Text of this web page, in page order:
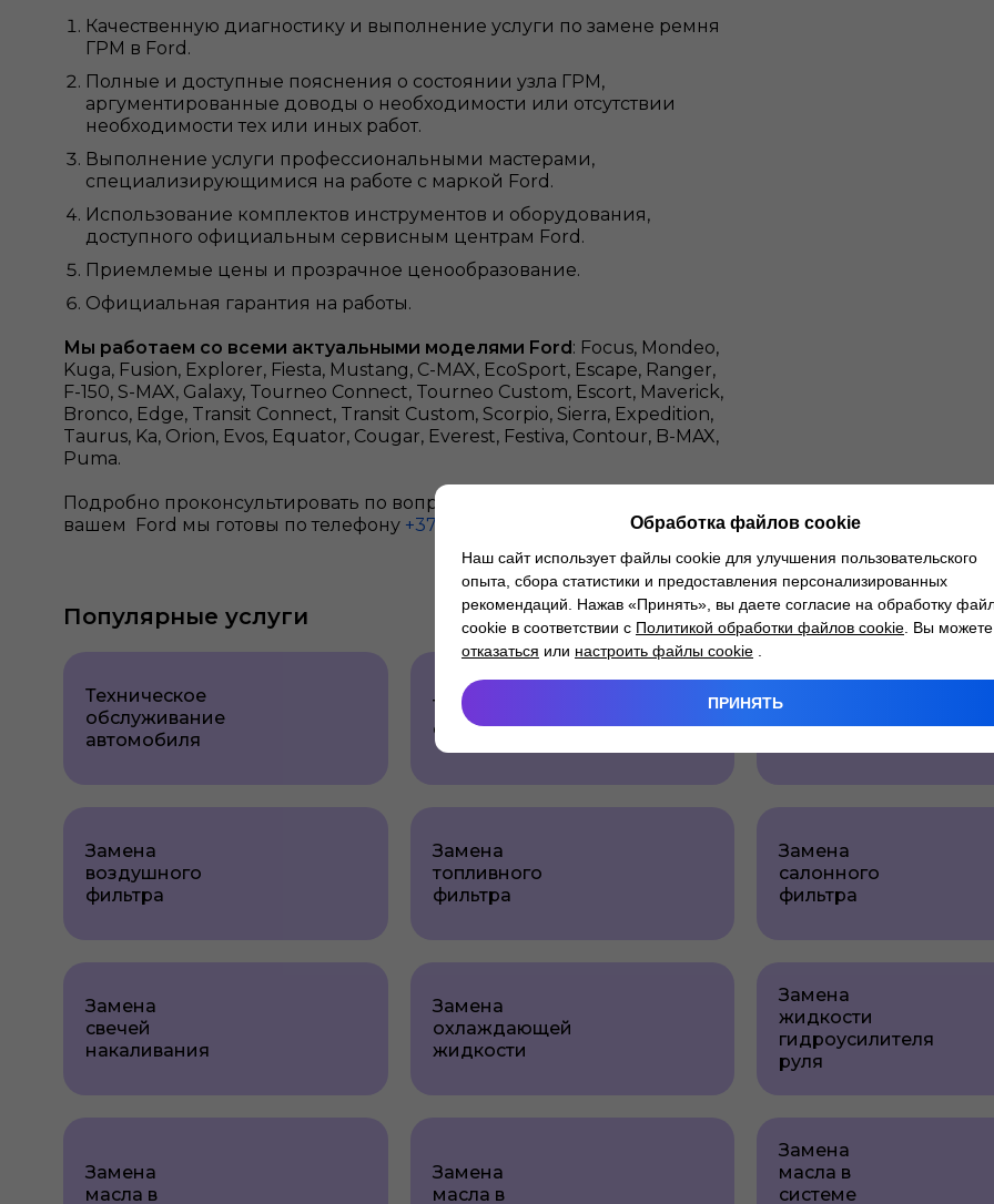
Качественную диагностику и выполнение услуги по замене ремня
ГРМ в Ford.
Полные и доступные пояснения о состоянии узла ГРМ,
аргументированные доводы о необходимости или отсутствии
необходимости тех или иных работ.
Выполнение услуги профессиональными мастерами,
специализирующимися на работе с маркой Ford.
Использование комплектов инструментов и оборудования,
доступного официальным сервисным центрам Ford.
Приемлемые цены и прозрачное ценообразование.
Официальная гарантия на работы.
Мы работаем со всеми актуальными моделями Ford: Focus, Mondeo,
Kuga, Fusion, Explorer, Fiesta, Mustang, C-MAX, EcoSport, Escape, Ranger,
F-150, S-MAX, Galaxy, Tourneo Connect, Tourneo Custom, Escort, Maverick,
Bronco, Edge, Transit Connect, Transit Custom, Scorpio, Sierra, Expedition,
Taurus, Ka, Orion, Evos, Equator, Cougar, Everest, Festiva, Contour, B-MAX,
Puma.
Подробно проконсультировать по вопросу замены ремня ГРМ в
вашем Ford мы готовы по телефону +375 44 587-46-04
Популярные услуги
Техническое
обслуживание
автомобиля
Техническое
обслуживание
Замена
воздушного
фильтра
Замена
топливного
фильтра
Замена
салонного
фильтра
Замена
свечей
накаливания
Замена
охлаждающей
жидкости
Замена
жидкости
гидроусилителя
руля
Замена
масла в
Замена
масла в
Замена
масла в
системе
Обработка файлов cookie
Наш сайт использует файлы cookie для улучшения пользовательского
опыта, сбора статистики и предоставления персонализированных
рекомендаций. Нажав «Принять», вы даете согласие на обработку
cookie в соответствии с Политикой обработки файлов cookie . Вы можете
отказаться или настроить файлы cookie
ПРИНЯТЬ